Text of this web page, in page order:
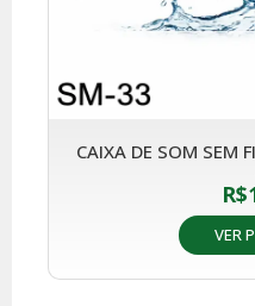
CAIXA DE SOM SEM
R$
VER